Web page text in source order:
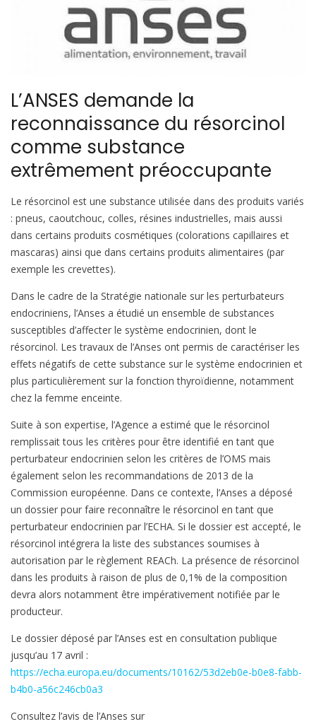
L’ANSES demande la
reconnaissance du résorcinol
comme substance
extrêmement préoccupante
Le résorcinol est une substance utilisée dans des produits variés
: pneus, caoutchouc, colles, résines industrielles, mais aussi
dans certains produits cosmétiques (colorations capillaires et
mascaras) ainsi que dans certains produits alimentaires (par
exemple les crevettes).
Dans le cadre de la Stratégie nationale sur les perturbateurs
endocriniens, l’Anses a étudié un ensemble de substances
susceptibles d’affecter le système endocrinien, dont le
résorcinol. Les travaux de l’Anses ont permis de caractériser les
effets négatifs de cette substance sur le système endocrinien et
plus particulièrement sur la fonction thyroïdienne, notamment
chez la femme enceinte.
Suite à son expertise, l’Agence a estimé que le résorcinol
remplissait tous les critères pour être identifié en tant que
perturbateur endocrinien selon les critères de l’OMS mais
également selon les recommandations de 2013 de la
Commission européenne. Dans ce contexte, l’Anses a déposé
un dossier pour faire reconnaître le résorcinol en tant que
perturbateur endocrinien par l’ECHA. Si le dossier est accepté, le
résorcinol intégrera la liste des substances soumises à
autorisation par le règlement REACh. La présence de résorcinol
dans les produits à raison de plus de 0,1% de la composition
devra alors notamment être impérativement notifiée par le
producteur.
Le dossier déposé par l’Anses est en consultation publique
jusqu’au 17 avril :
https://echa.europa.eu/documents/10162/53d2eb0e-b0e8-fabb-
b4b0-a56c246cb0a3
Consultez l’avis de l’Anses sur